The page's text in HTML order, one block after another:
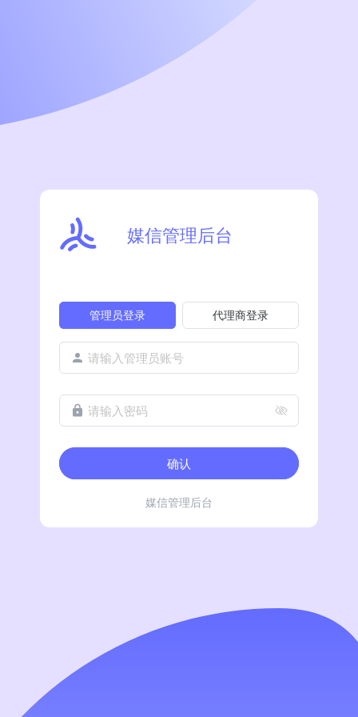
媒信管理后台
管理员登录 代理商登录
请输入管理员账号
请输入密码
确认
媒信管理后台